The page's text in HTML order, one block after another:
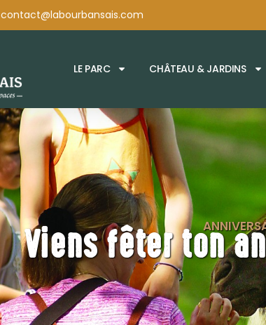
contact@labourbansais.com
LE PARC CHÂTEAU & JARDINS
Viens fêter ton